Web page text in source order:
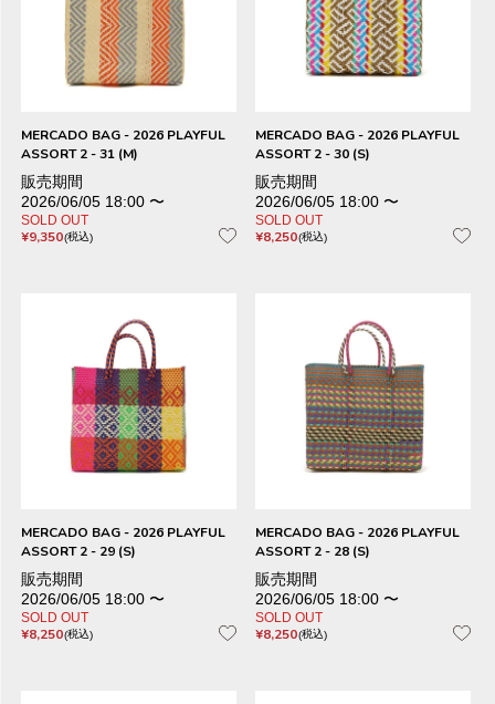
MERCADO BAG - 2026 PLAYFUL
ASSORT 2 - 31 (M)
販売期間
2026/06/05 18:00 〜
SOLD OUT
¥9,350 税込
MERCADO BAG - 2026 PLAYFUL
ASSORT 2 - 30 (S)
販売期間
2026/06/05 18:00 〜
SOLD OUT
¥8,250 税込
MERCADO BAG - 2026 PLAYFUL
ASSORT 2 - 29 (S)
販売期間
2026/06/05 18:00 〜
SOLD OUT
¥8,250 税込
MERCADO BAG - 2026 PLAYFUL
ASSORT 2 - 28 (S)
販売期間
2026/06/05 18:00 〜
SOLD OUT
¥8,250 税込